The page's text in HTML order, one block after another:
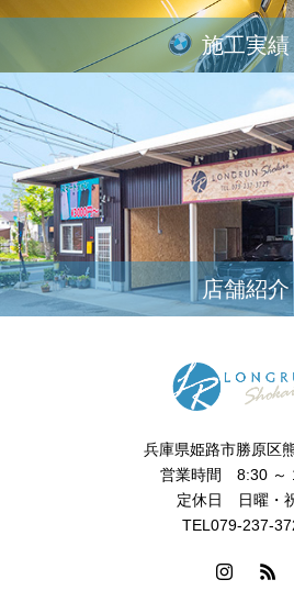
施工実績
店舗紹介
兵庫県姫路市勝原区
営業時間 8:30 ～
定休日 日曜・
TEL079-237-